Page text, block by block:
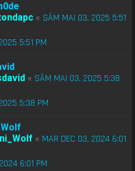
« SÂM MAI 03, 2025 5:51
5:51 PM
« SÂM MAI 03, 2025 5:38
5:38 PM
« MAR DEC 03, 2024 6:01
6:01 PM